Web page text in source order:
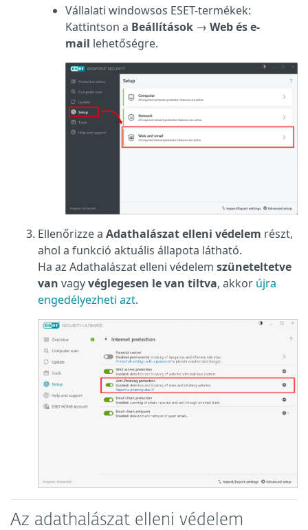
Vállalati windowsos ESET-termékek:
Kattintson a Beállítások → Web és e-
mail lehetőségre.
Ellenőrizze a Adathalászat elleni védelem részt,
ahol a funkció aktuális állapota látható.
Ha az Adathalászat elleni védelem szüneteltetve
van vagyvéglegesen le van tiltva, akkor újra
engedélyezheti azt.
Az adathalászat elleni védelem